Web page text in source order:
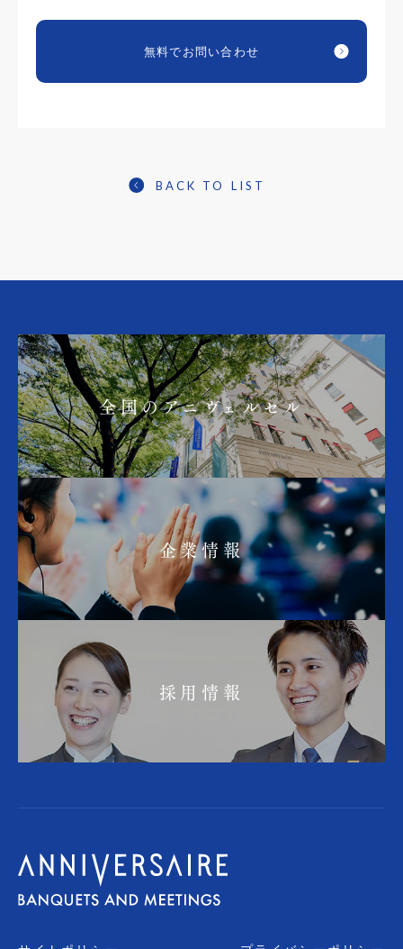
無料でお問い合わせ
BACK TO LIST
全国のアニヴェルセル
企業情報
採用情報